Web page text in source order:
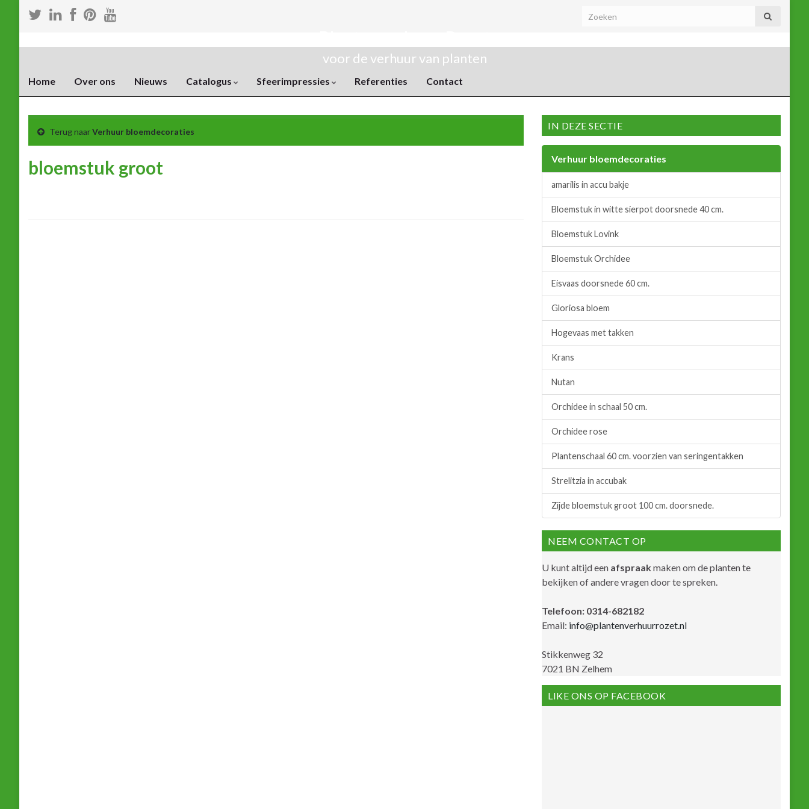
voor de verhuur van planten
Home Over ons Nieuws Catalogus Sfeerimpressies Referenties Contact
Terug naarVerhuur bloemdecoraties
bloemstuk groot
IN DEZE SECTIE
Verhuur bloemdecoraties
amarilis in accu bakje
Bloemstuk in witte sierpot doorsnede 40 cm.
Bloemstuk Lovink
Bloemstuk Orchidee
Eisvaas doorsnede 60 cm.
Gloriosa bloem
Hogevaas met takken
Krans
Nutan
Orchidee in schaal 50 cm.
Orchidee rose
Plantenschaal 60 cm. voorzien van seringentakken
Strelitzia in accubak
Zijde bloemstuk groot 100 cm. doorsnede.
NEEM CONTACT OP
U kunt altijd een afspraakmaken om de planten te
bekijken of andere vragen door te spreken.
Telefoon: 0314-682182
Email: info@plantenverhuurrozet.nl
Stikkenweg 32
7021 BN Zelhem
LIKE ONS OP FACEBOOK